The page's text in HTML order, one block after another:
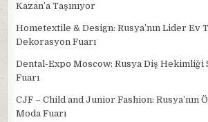
Kazan’a Taşınıyor
Hometextile & Design: Rusya’nın Lider Ev
Dekorasyon Fuarı
Dental-Expo Moscow: Rusya Diş
Fuarı
CJF – Child and Junior Fashion: Rusya’nın
Moda Fuarı